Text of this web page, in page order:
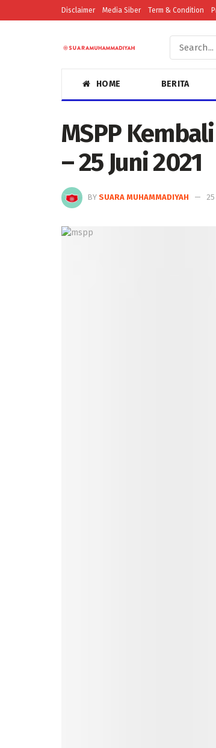
Disclaimer Media Siber Term & Condition
HOME BERITA
MSPP
– 25 Juni 2021
BY SUARA MUHAMMADIYAH